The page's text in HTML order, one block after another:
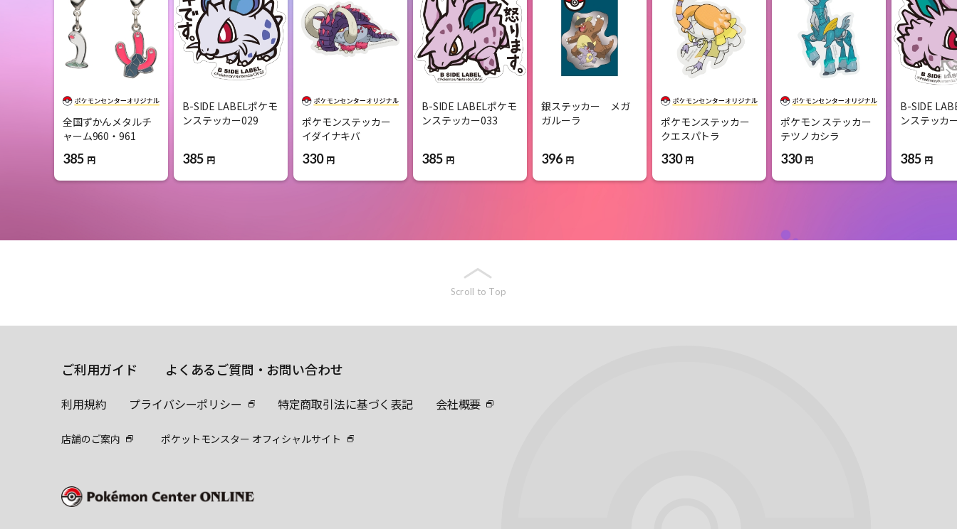
全国ずかんメタルチ
ャーム960・961
385 円
B-SIDE LABELポケモ
ンステッカー029
385 円
ポケモンステッカー
イダイナキバ
330 円
B-SIDE LABELポケモ
ンステッカー033
385 円
銀ステッカー メガ
ガルーラ
396 円
ポケモンステッカー
クエスパトラ
330 円
ポケモン ステッカー
テツノカシラ
330 円
B-SIDE
ンステッカ
385 円
Scroll to Top
ご利用ガイド よくあるご質問・お問い合わせ
利用規約 プライバシーポリシー 特定商取引法に基づく表記 会社概要
店舗のご案内 ポケットモンスター オフィシャルサイト